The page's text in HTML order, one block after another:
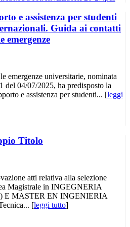
e assistenza per studenti
Guida ai contatti
emergenze
emergenze universitarie, nominata
del 04/07/2025, ha predisposto la
e assistenza per studenti... [leggi
Titolo
atti relativa alla selezione
Magistrale in INGEGNERIA
E MASTER EN INGENIERIA
[leggi tutto]